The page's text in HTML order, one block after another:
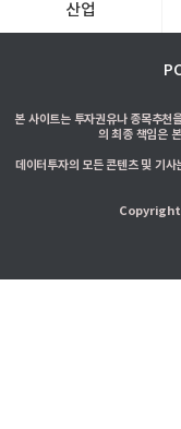
산업
본 사이트는 투자권유나 종목추천
의 최종 책임은
데이터투자의 모든 콘텐츠 및 기
Copyright